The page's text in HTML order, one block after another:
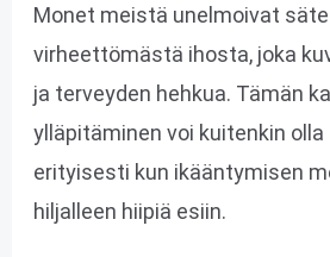
Monet meistä unelmoivat
virheettömästä ihosta, joka
ja terveyden hehkua. Tämän
ylläpitäminen voi kuitenkin
erityisesti kun ikääntymisen
hiljalleen hiipiä esiin.